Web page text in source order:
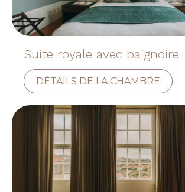
Suite royale avec baignoire
DÉTAILS DE LA CHAMBRE